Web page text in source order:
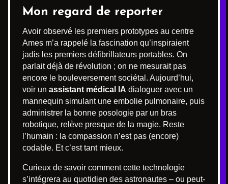
Mon regard de reporter
Avoir observé les premiers prototypes au centre
Ames m’a rappelé la fascination qu’inspiraient
jadis les premiers défibrillateurs portables. On
parlait déjà de révolution ; on ne mesurait pas
encore le bouleversement sociétal. Aujourd’hui,
voir un assistant médical IA dialoguer avec un
mannequin simulant une embolie pulmonaire, puis
administrer la bonne posologie par un bras
robotique, relève presque de la magie. Reste
l’humain : la compassion n’est pas (encore)
codable. Et c’est tant mieux.
Curieux de savoir comment cette technologie
s’intégrera au quotidien des astronautes – ou peut-